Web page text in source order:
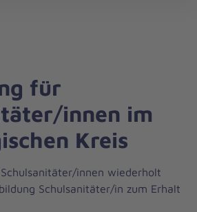
für
innen im
Kreis
innen wiederholt
Schulsanitäter/in zum Erhalt